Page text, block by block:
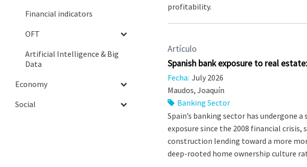
profitability.
Artículo
Spanish bank exposure to real
Fecha: July 2026
Maudos, Joaquín
Banking Sector
Spain’s banking sector has
exposure since the 2008 financial crisis,
construction lending toward a more
deep-rooted home ownership culture
Financial indicators
OFT
Artificial Intelligence & Big
Data
Economy
Social